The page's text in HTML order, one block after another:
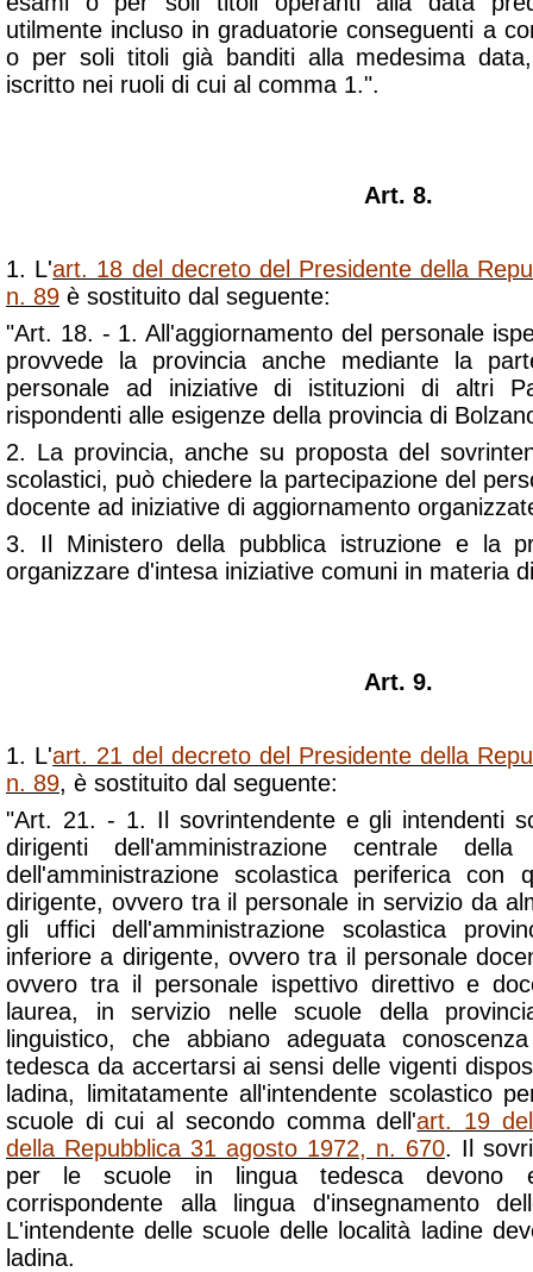
utilmente incluso in graduatorie conseguenti a
o per soli titoli già banditi alla medesima
iscritto nei ruoli di cui al comma 1.".
Art. 8.
1. L'art. 18 del decreto del Presidente della
n. 89 è sostituito dal seguente:
"Art. 18. - 1. All'aggiornamento del personale
provvede la provincia anche mediante la
personale ad iniziative di istituzioni di altri
rispondenti alle esigenze della provincia di
2. La provincia, anche su proposta del
scolastici, può chiedere la partecipazione del
docente ad iniziative di aggiornamento
3. Il Ministero della pubblica istruzione e la
organizzare d'intesa iniziative comuni in materia
Art. 9.
1. L'art. 21 del decreto del Presidente della
n. 89, è sostituito dal seguente:
"Art. 21. - 1. Il sovrintendente e gli intendenti
dirigenti dell'amministrazione centrale
dell'amministrazione scolastica periferica con
dirigente, ovvero tra il personale in servizio da
gli uffici dell'amministrazione scolastica
inferiore a dirigente, ovvero tra il personale
ovvero tra il personale ispettivo direttivo e
laurea, in servizio nelle scuole della
linguistico, che abbiano adeguata
tedesca da accertarsi ai sensi delle vigenti
ladina, limitatamente all'intendente scolastico
scuole di cui al secondo comma dell'art. 19
della Repubblica 31 agosto 1972, n. 670. Il
per le scuole in lingua tedesca devono
corrispondente alla lingua d'insegnamento
L'intendente delle scuole delle località ladine
ladina.